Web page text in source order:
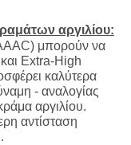
αργιλίου:
μπορούν να
Extra-High
καλύτερα
- αναλογίας
αργιλίου.
αντίσταση